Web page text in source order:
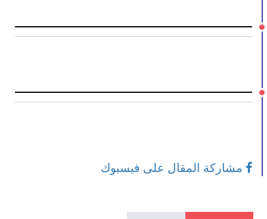
مشاركة المقال على فيسبوك